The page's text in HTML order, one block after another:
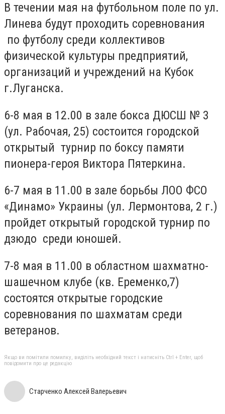
В течении мая на футбольном поле по ул.
Линева будут проходить соревнования
по футболу среди коллективов
физической культуры предприятий,
организаций и учреждений на Кубок
г.Луганска.
6-8 мая в 12.00 в зале бокса ДЮСШ № 3
(ул. Рабочая, 25) состоится городской
открытый турнир по боксу памяти
пионера-героя Виктора Пятеркина.
6-7 мая в 11.00 в зале борьбы ЛОО ФСО
«Динамо» Украины (ул. Лермонтова, 2 г.)
пройдет открытый городской турнир по
дзюдо среди юношей.
7-8 мая в 11.00 в областном шахматно-
шашечном клубе (кв. Еременко,7)
состоятся открытые городские
соревнования по шахматам среди
ветеранов.
Якщо ви помітили помилку, виділіть необхідний текст і натисніть Ctrl + Enter, щоб
повідомити про це редакцію
Старченко Алексей Валерьевич